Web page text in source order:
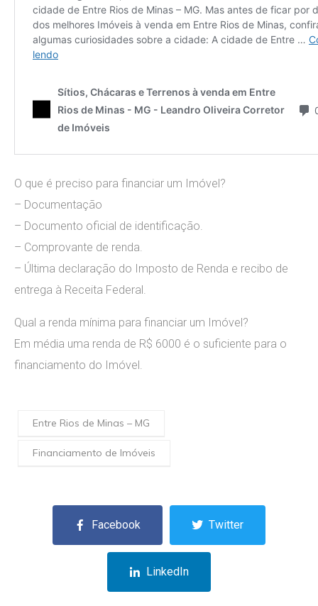
O que é preciso para financiar um Imóvel?
– Documentação
– Documento oficial de identificação.
– Comprovante de renda.
– Última declaração do Imposto de Renda e recibo de
entrega à Receita Federal.
Qual a renda mínima para financiar um Imóvel?
Em média uma renda de R$ 6000 é o suficiente para o
financiamento do Imóvel.
Entre Rios de Minas – MG
Financiamento de Imóveis
Facebook Twitter
LinkedIn